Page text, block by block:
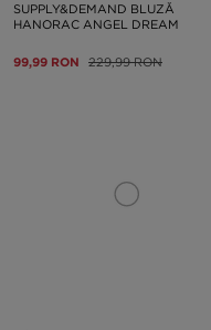
SUPPLY&DEMAND BLUZĂ
HANORAC ANGEL DREAM
99,99 RON 229,99 RON